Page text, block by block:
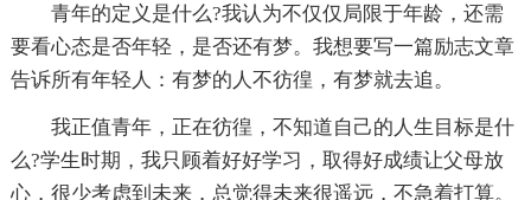
青年的定义是什么?我认为不仅仅局限于年龄，还需
要看心态是否年轻，是否还有梦。我想要写一篇励志文章
告诉所有年轻人：有梦的人不彷徨，有梦就去追。
我正值青年，正在彷徨，不知道自己的人生目标是什
么?学生时期，我只顾着好好学习，取得好成绩让父母放
心，很少考虑到未来，总觉得未来很遥远，不急着打算。